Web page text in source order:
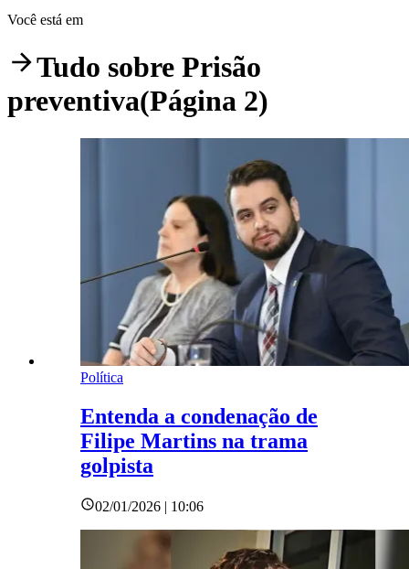
Você está em
Tudo sobre Prisão
preventiva(Página 2)
Política
Entenda a condenação de
Filipe Martins na trama
golpista
02/01/2026 | 10:06